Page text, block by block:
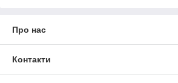
Про нас
Контакти